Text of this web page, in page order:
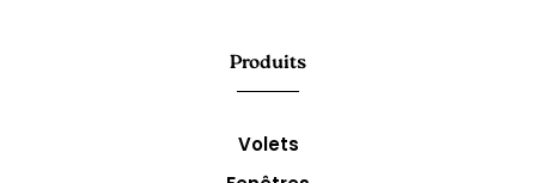
Produits
Volets